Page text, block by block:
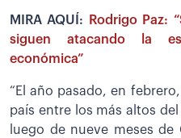
MIRA AQUÍ:
Rodrigo Paz:
siguen atacando la
económica”
“El año pasado, en
país entre los más altos
luego de nueve meses de